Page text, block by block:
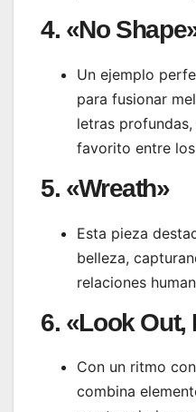
4. «No
Un ejemplo
para fusionar
letras
favorito entre
5. «Wreath»
Esta pieza
belleza,
relaciones
6. «Look Out,
Con un ritmo
combina